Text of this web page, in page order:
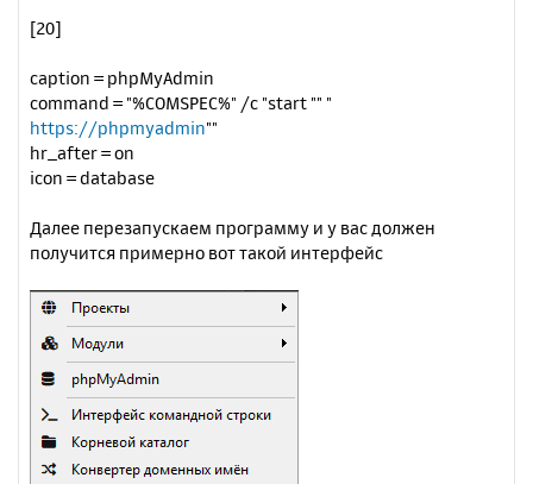
[20]
caption = phpMyAdmin
command = "%COMSPEC%" /c "start "" "
https://phpmyadmin""
hr_after = on
icon = database
Далее перезапускаем программу и у вас должен
получится примерно вот такой интерфейс